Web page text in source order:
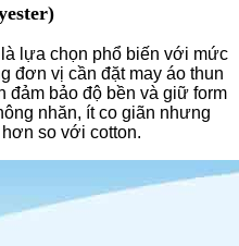
lựa chọn phổ biến với mức
đơn vị cần đặt may áo thun
đảm bảo độ bền và giữ form
nhăn, ít co giãn nhưng
so với cotton.